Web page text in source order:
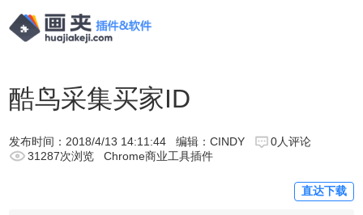
酷鸟采集买家ID
发布时间： 2018/4/13 14:11:44 编辑：CINDY
0人评论
31287次浏览
Chrome商业工具插件
直达下载